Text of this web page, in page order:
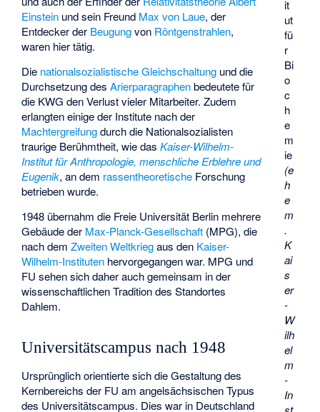
it
ut
fü
r
Bi
o
c
h
e
m
ie
(e
h
e
m
.
K
ai
s
er
-
W
ilh
el
m
-
In
Einstein und sein Freund Max von Laue, der
Entdecker der Beugungvon Röntgenstrahlen,
waren hier tätig.
Die nationalsozialistische Gleichschaltung und die
Durchsetzung desArierparagraphenbedeutete für
die KWG den Verlust vieler Mitarbeiter. Zudem
erlangten einige der Institute nach der
Machtergreifungdurch die Nationalsozialisten
traurige Berühmtheit, wie dasKaiser-Wilhelm-
Institut für Anthropologie, menschliche Erblehre und
Eugenik, an dem rassentheoretische Forschung
betrieben wurde.
1948 übernahm die Freie Universität Berlin mehrere
Gebäude der Max-Planck-Gesellschaft (MPG), die
nach demZweiten Weltkriegaus den Kaiser-
Wilhelm-Instituten hervorgegangen war. MPG und
FU sehen sich daher auch gemeinsam in der
wissenschaftlichen Tradition des Standortes
Dahlem.
Universitätscampus nach 1948
Ursprünglich orientierte sich die Gestaltung des
Kernbereichs der FU am angelsächsischen Typus
des Universitätscampus. Dies war in Deutschland